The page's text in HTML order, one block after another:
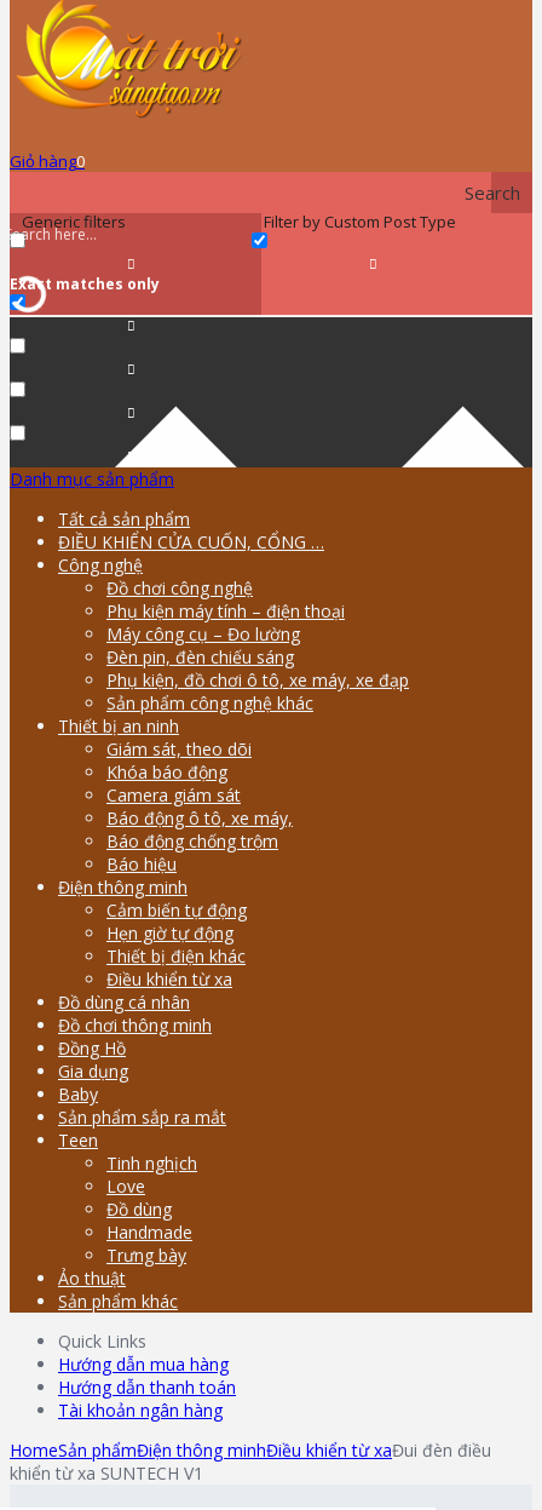
Giỏ hàng0
Search
Generic filters
Exact matches only
Filter by Custom Post Type
Danh mục sản phẩm
Tất cả sản phẩm
ĐIỀU KHIỂN CỬA CUỐN, CỔNG …
Công nghệ
Đồ chơi công nghệ
Phụ kiện máy tính – điện thoại
Máy công cụ – Đo lường
Đèn pin, đèn chiếu sáng
Phụ kiện, đồ chơi ô tô, xe máy, xe đạp
Sản phẩm công nghệ khác
Thiết bị an ninh
Giám sát, theo dõi
Khóa báo động
Camera giám sát
Báo động ô tô, xe máy,
Báo động chống trộm
Báo hiệu
Điện thông minh
Cảm biến tự động
Hẹn giờ tự động
Thiết bị điện khác
Điều khiển từ xa
Đồ dùng cá nhân
Đồ chơi thông minh
Đồng Hồ
Gia dụng
Baby
Sản phẩm sắp ra mắt
Teen
Tinh nghịch
Love
Đồ dùng
Handmade
Trưng bày
Ảo thuật
Sản phẩm khác
Quick Links
Hướng dẫn mua hàng
Hướng dẫn thanh toán
Tài khoản ngân hàng
HomeSản phẩmĐiện thông minhĐiều khiển từ xaĐui đèn điều
khiển từ xa SUNTECH V1